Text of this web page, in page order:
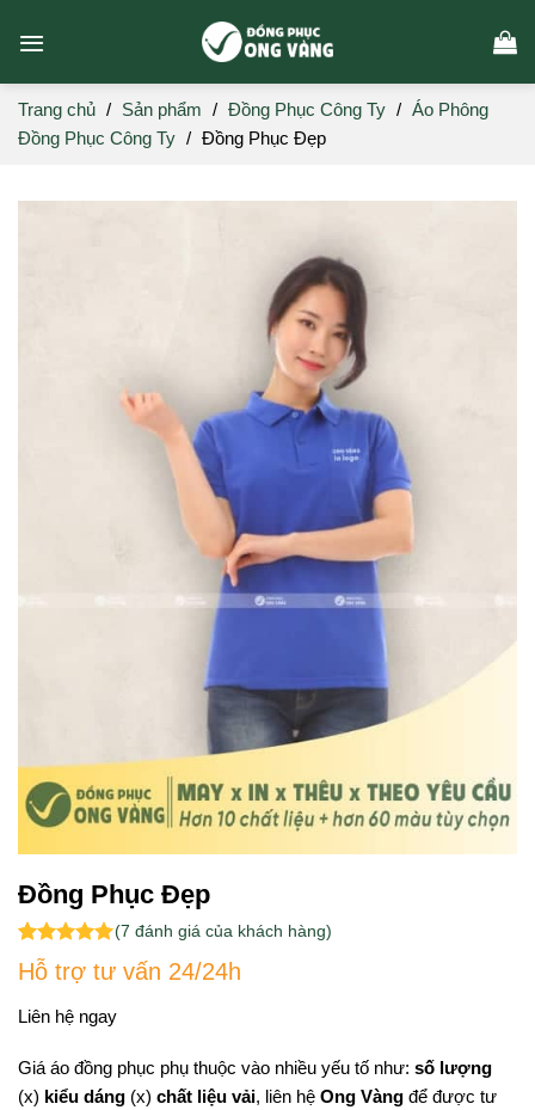
Trang chủ / Sản phẩm / Đồng Phục Công Ty / Áo Phông
Đồng Phục Công Ty / Đồng Phục Đẹp
Đồng Phục Đẹp
5.00
dựa trên
7
(7 đánh giá của khách hàng)
Hỗ trợ tư vấn 24/24h
Liên hệ ngay
Giá áo đồng phục phụ thuộc vào nhiều yếu tố như: số lượng
(x) kiểu dáng (x) chất liệu vải, liên hệ Ong Vàngđể được tư